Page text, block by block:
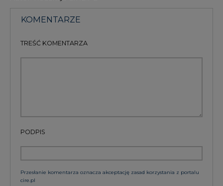
TREŚĆ KOMENTARZA
Przesłanie komentarza oznacza akceptację zasad korzystania z portalu